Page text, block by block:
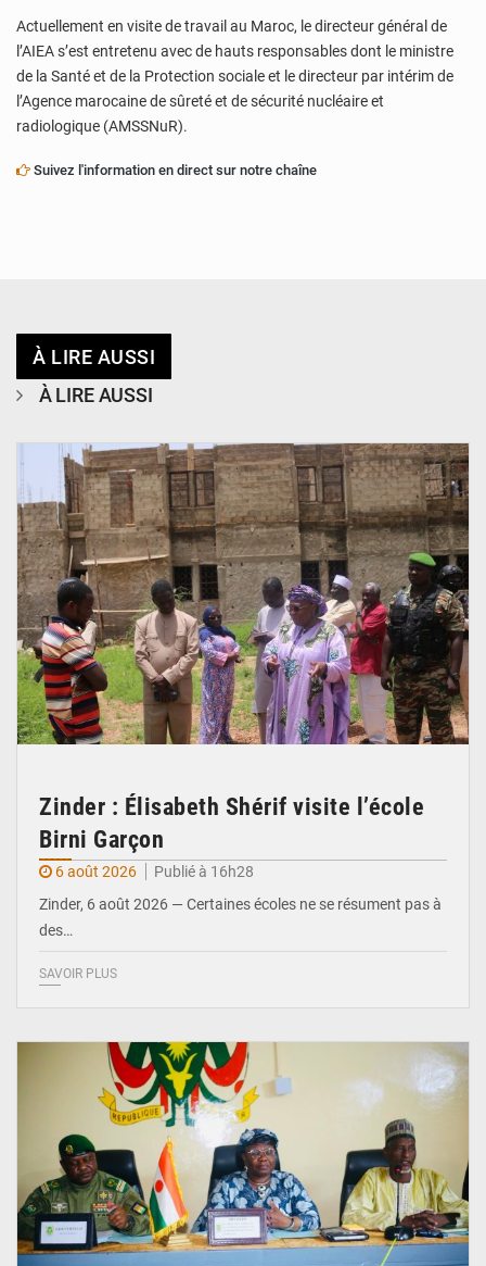
Actuellement en visite de travail au Maroc, le directeur général de
l’AIEA s’est entretenu avec de hauts responsables dont le ministre
de la Santé et de la Protection sociale et le directeur par intérim de
l’Agence marocaine de sûreté et de sécurité nucléaire et
radiologique (AMSSNuR).
Suivez l'information en direct sur notre chaîne
À LIRE AUSSI
À LIRE AUSSI
Zinder : Élisabeth Shérif visite l’école
Birni Garçon
6 août 2026
Publié à 16h28
Zinder, 6 août 2026 — Certaines écoles ne se résument pas à
des…
SAVOIR PLUS